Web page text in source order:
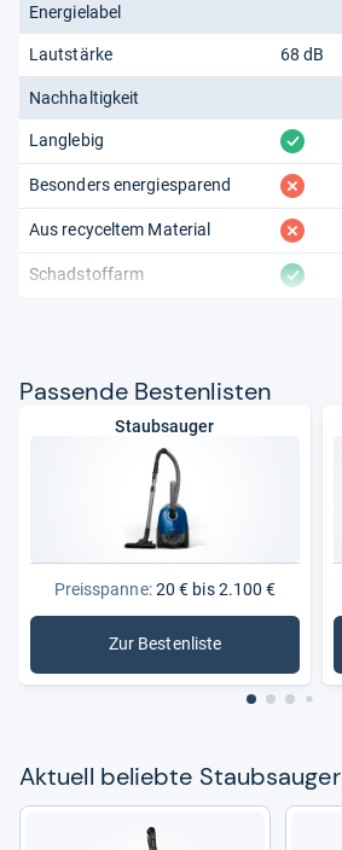
Energielabel
Lautstärke 68 dB
Nachhaltigkeit
Langlebig vorhanden
Besonders energiesparend fehlt
Aus recyceltem Material fehlt
Schadstoffarm vorhanden
Pas­sende Bes­ten­lis­ten
Staubsauger
Preisspanne:20 € bis 2.100 €
Zur Bestenliste
: Staubsauger
Aktu­ell beliebte Staub­sau­ger